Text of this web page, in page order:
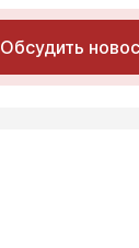
Обсудить